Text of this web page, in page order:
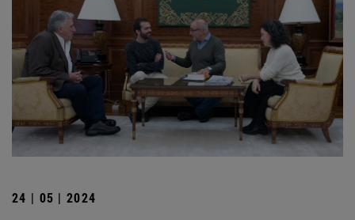
24 | 05 | 2024